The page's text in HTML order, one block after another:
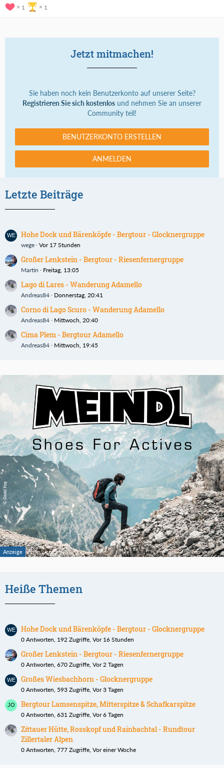
1 1
Jetzt mitmachen!
Sie haben noch kein Benutzerkonto auf unserer Seite?
Registrieren Sie sich kostenlos und nehmen Sie an unserer
Community teil!
BENUTZERKONTO ERSTELLEN
ANMELDEN
Letzte Beiträge
Hohe Dock und Bärenköpfe - Bergtour - Glocknergruppe
wege Vor 17 Stunden
Großer Lenkstein - Bergtour - Riesenfernergruppe
Martin Freitag, 13:05
Lago di Lares - Wanderung Adamello
Andreas84 Donnerstag, 20:41
Corno di Lago Scuro - Wanderung Adamello
Andreas84 Mittwoch, 20:40
Cima Plem - Bergtour Adamello
Andreas84 Mittwoch, 19:45
Heiße Themen
Hohe Dock und Bärenköpfe - Bergtour - Glocknergruppe
0 Antworten, 192 Zugriffe, Vor 16 Stunden
Großer Lenkstein - Bergtour - Riesenfernergruppe
0 Antworten, 670 Zugriffe, Vor 2 Tagen
Großes Wiesbachhorn - Glocknergruppe
0 Antworten, 593 Zugriffe, Vor 3 Tagen
Bergtour Lamsenspitze, Mitterspitze & Schafkarspitze
0 Antworten, 631 Zugriffe, Vor 6 Tagen
Zittauer Hütte, Rosskopf und Rainbachtal - Rundtour
Zillertaler Alpen
0 Antworten, 777 Zugriffe, Vor einer Woche